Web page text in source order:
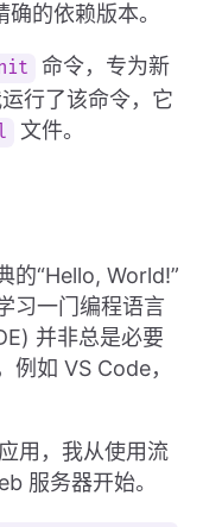
的依赖版本。
命令，专为新
行了该命令，它
文件。
的“Hello, World!”
习一门编程语言
并非总是必要
例如 VS Code，
用，我从使用流
服务器开始。